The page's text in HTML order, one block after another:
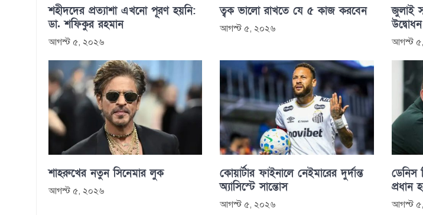
শহীদদের প্রত্যাশা এখনো পূরণ হয়নি:
ডা. শফিকুর রহমান
আগস্ট ৫, ২০২৬
ত্বক ভালো রাখতে যে ৫ কাজ করবেন
আগস্ট ৫, ২০২৬
জুলাই
উদ্বোধন
আগস্ট
শাহরুখের নতুন সিনেমার লুক
আগস্ট ৫, ২০২৬
কোয়ার্টার ফাইনালে নেইমারের দুর্দান্ত
অ্যাসিস্টে সান্তোস
আগস্ট ৫, ২০২৬
ডেনিস
প্রধান
আগস্ট